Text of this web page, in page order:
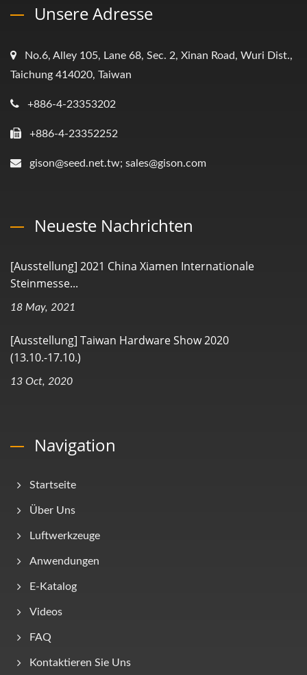
Unsere Adresse
No.6, Alley 105, Lane 68, Sec. 2, Xinan Road, Wuri Dist.,
Taichung 414020, Taiwan
+886-4-23353202
+886-4-23352252
gison@seed.net.tw; sales@gison.com
Neueste Nachrichten
[Ausstellung] 2021 China Xiamen Internationale
Steinmesse...
18 May, 2021
[Ausstellung] Taiwan Hardware Show 2020
(13.10.-17.10.)
13 Oct, 2020
Navigation
Startseite
Über Uns
Luftwerkzeuge
Anwendungen
E-Katalog
Videos
FAQ
Kontaktieren Sie Uns